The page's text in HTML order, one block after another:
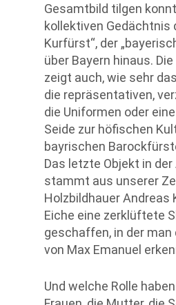
Gesamtbild tilgen
kollektiven Gedächtnis
Kurfürst“, der
über Bayern hinaus.
zeigt auch, wie sehr
die repräsentativen,
die Uniformen oder
Seide zur höfischen
bayrischen
Das letzte Objekt in
stammt aus unserer
Holzbildhauer Andreas
Eiche eine zerklüftete
geschaffen, in der
von Max Emanuel
Und welche Rolle